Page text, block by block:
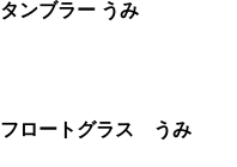
ノラネコぐんだん タンブラー うみ
ノラネコぐんだん フロートグラス うみ